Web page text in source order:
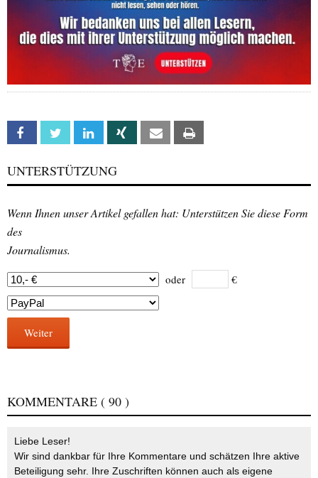
Facebook Twitter Linkedin Xing Email
UNTERSTÜTZUNG
Wenn Ihnen unser Artikel gefallen hat: Unterstützen Sie diese Form
des
Journalismus.
oder €
Weiter
KOMMENTARE ( 90 )
Liebe Leser!
Wir sind dankbar für Ihre Kommentare und schätzen Ihre aktive
Beteiligung sehr. Ihre Zuschriften können auch als eigene